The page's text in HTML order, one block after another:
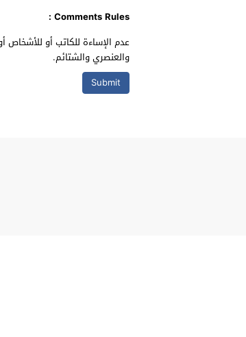
Comments Rules :
عدم الإساءة للكاتب أو للأشخاص
والعنصري والشتائم.